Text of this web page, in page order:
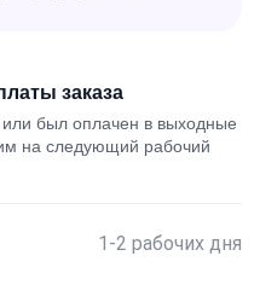
заказа
был оплачен в выходные
на следующий рабочий
1-2 рабочих дня